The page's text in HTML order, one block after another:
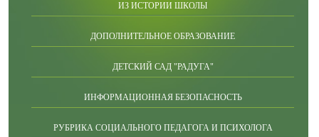
ИЗ ИСТОРИИ ШКОЛЫ
ДОПОЛНИТЕЛЬНОЕ ОБРАЗОВАНИЕ
ДЕТСКИЙ САД "РАДУГА"
ИНФОРМАЦИОННАЯ БЕЗОПАСНОСТЬ
РУБРИКА СОЦИАЛЬНОГО ПЕДАГОГА И ПСИХОЛОГА